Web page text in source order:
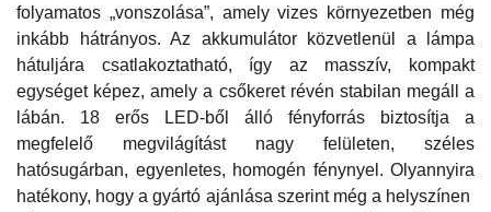
folyamatos „vonszolása”, amely vizes környezetben még
inkább hátrányos. Az akkumulátor közvetlenül a lámpa
hátuljára csatlakoztatható, így az masszív, kompakt
egységet képez, amely a csőkeret révén stabilan megáll a
lábán. 18 erős LED-ből álló fényforrás biztosítja a
megfelelő megvilágítást nagy felületen, széles
hatósugárban, egyenletes, homogén fénynyel. Olyannyira
hatékony, hogy a gyártó ajánlása szerint még a helyszínen